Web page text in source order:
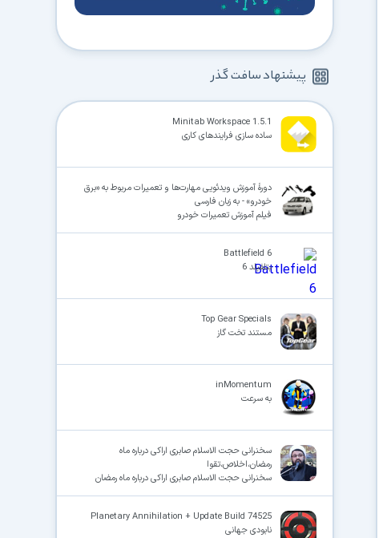
پیشنهاد سافت گذر
Minitab Workspace 1.5.1
ساده سازی فرایندهای کاری
دورهٔ آموزش ویدئویی مهارت‌ها و تعمیرات مربوط به «برق
خودرو» - به زبان فارسی
فیلم آموزش تعمیرات خودرو
Battlefield 6
بتلفیلد 6
Top Gear Specials
مستند تخت گاز
inMomentum
به سرعت
سخنرانی حجت الاسلام صابری اراکی درباره ماه
رمضان،اخلاص،تقوا
سخنرانی حجت الاسلام صابری اراکی درباره ماه رمضان
Planetary Annihilation + Update Build 74525
نابودی جهانی